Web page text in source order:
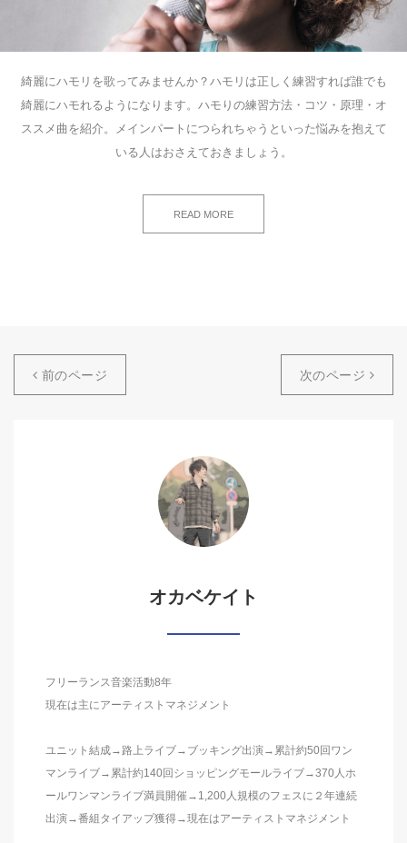
綺麗にハモリを歌ってみませんか？ハモリは正しく練習すれば誰でも
綺麗にハモれるようになります。ハモりの練習方法・コツ・原理・オ
ススメ曲を紹介。メインパートにつられちゃうといった悩みを抱えて
いる人はおさえておきましょう。
READ MORE
前のページ 次のページ
オカベケイト
フリーランス音楽活動8年
現在は主にアーティストマネジメント
ユニット結成→路上ライブ→ブッキング出演→累計約50回ワン
マンライブ→累計約140回ショッピングモールライブ→370人ホ
ールワンマンライブ満員開催→1,200人規模のフェスに２年連続
出演→番組タイアップ獲得→現在はアーティストマネジメント